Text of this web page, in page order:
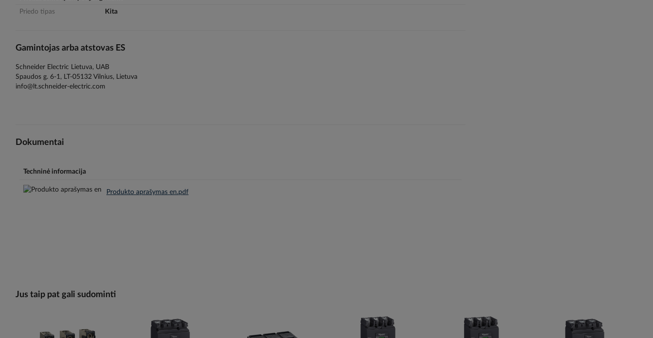
gallery
Priedo tipas Kita
Gamintojas arba atstovas ES
Schneider Electric Lietuva, UAB
Spaudos g. 6-1, LT-05132 Vilnius, Lietuva
info@lt.schneider-electric.com
Dokumentai
Techninė informacija
Produkto aprašymas en.pdf
Jus taip pat gali sudominti